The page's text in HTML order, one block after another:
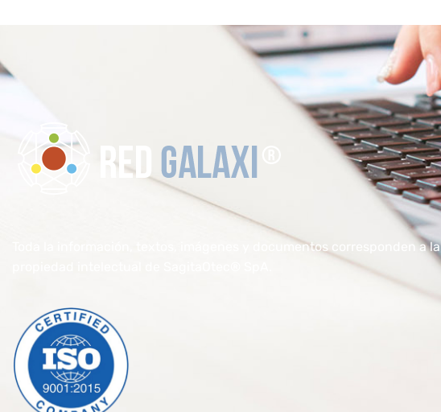
Toda la información, textos, imágenes y documentos corresponden a la